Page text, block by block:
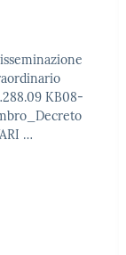
KB08-
…